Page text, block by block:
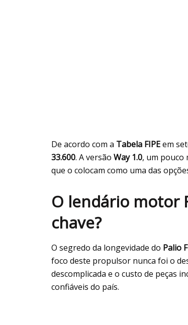
De acordo com a Tabela FIPEem
33.600. A versão Way 1.0, um pouco
que o colocam como uma das
O lendário motor
chave?
O segredo da longevidade do Palio
foco deste propulsor nunca foi o
descomplicada e o custo de peças
confiáveis do país.